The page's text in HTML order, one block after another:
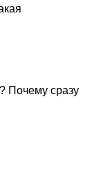
Почему сразу